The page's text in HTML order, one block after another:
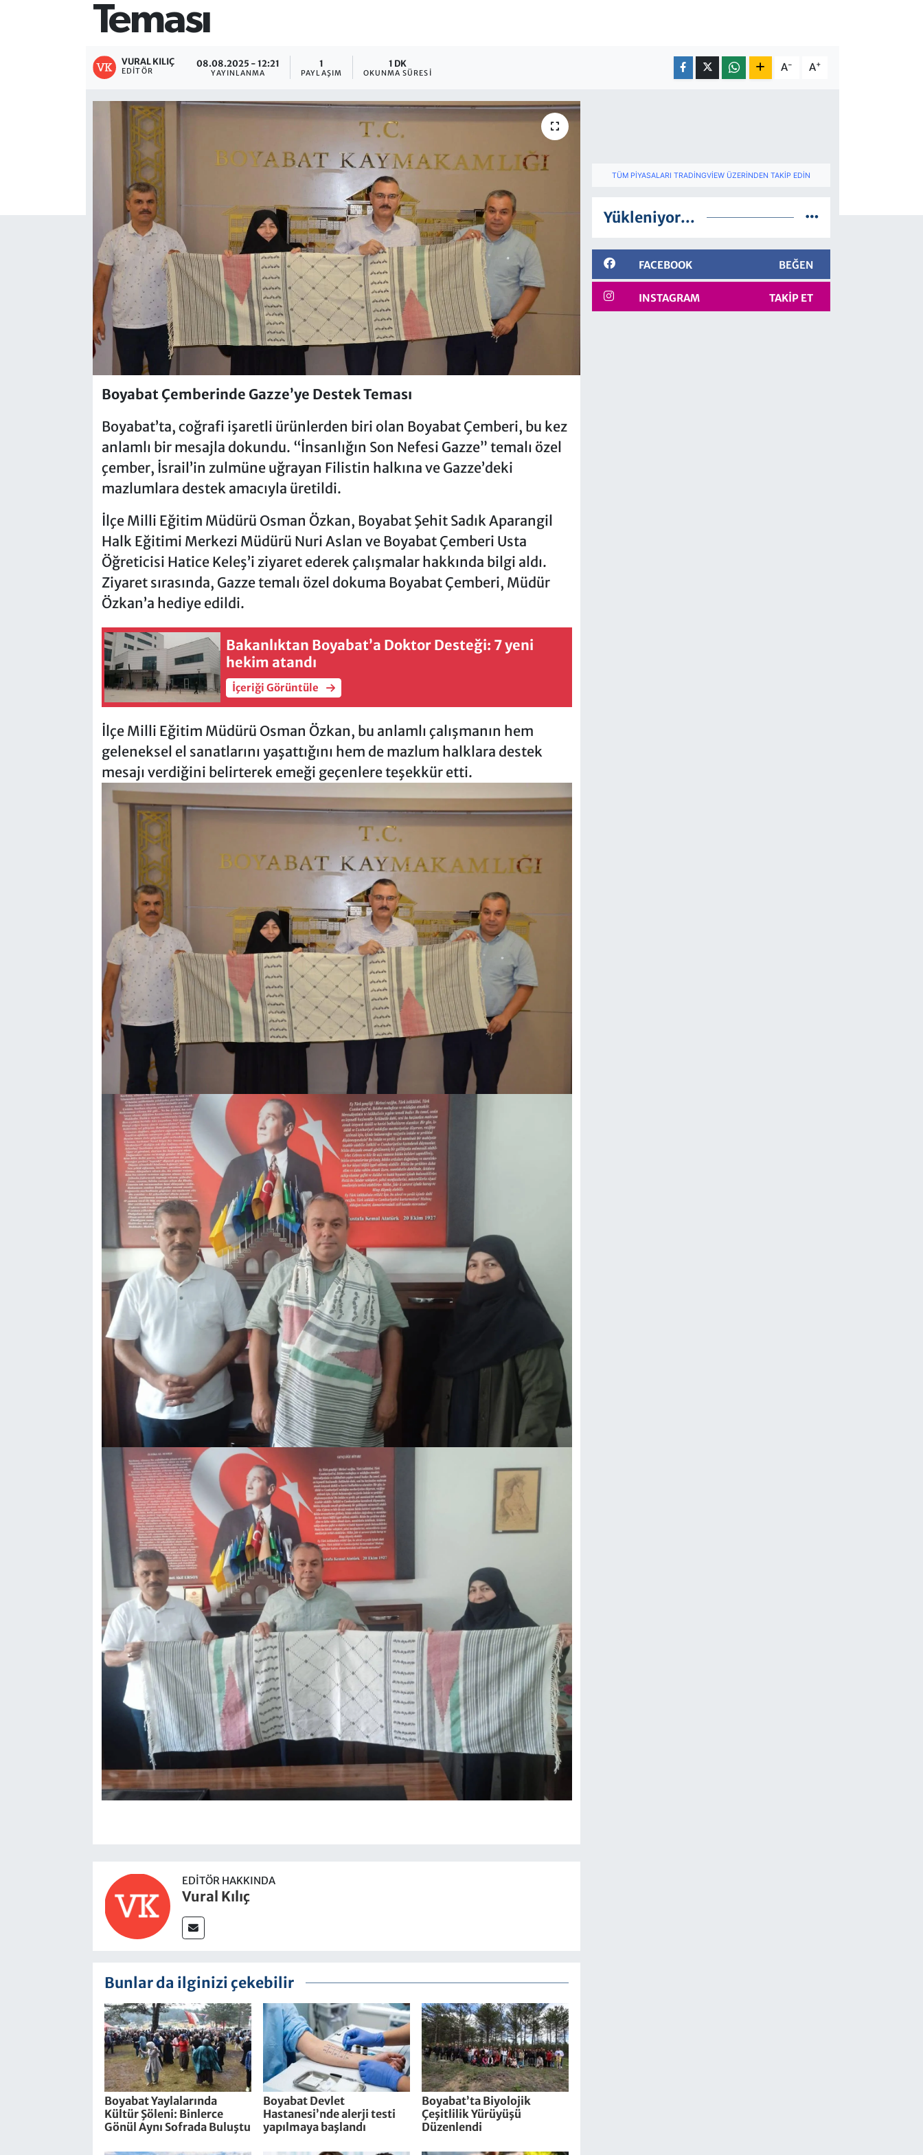
Teması
VURAL KILIÇ
EDITÖR
08.08.2025 - 12:21
YAYINLANMA
1
PAYLAŞIM
1 DK
OKUNMA SÜRESI A- A+
Boyabat Çemberinde Gazze’ye Destek Teması
Boyabat’ta, coğrafi işaretli ürünlerden biri olan Boyabat Çemberi, bu kez
anlamlı bir mesajla dokundu. “İnsanlığın Son Nefesi Gazze” temalı özel
çember, İsrail’in zulmüne uğrayan Filistin halkına ve Gazze’deki
mazlumlara destek amacıyla üretildi.
İlçe Milli Eğitim Müdürü Osman Özkan, Boyabat Şehit Sadık Aparangil
Halk Eğitimi Merkezi Müdürü Nuri Aslan ve Boyabat Çemberi Usta
Öğreticisi Hatice Keleş’i ziyaret ederek çalışmalar hakkında bilgi aldı.
Ziyaret sırasında, Gazze temalı özel dokuma Boyabat Çemberi, Müdür
Özkan’a hediye edildi.
Bakanlıktan Boyabat’a Doktor Desteği: 7 yeni
hekim atandı
İçeriği Görüntüle
İlçe Milli Eğitim Müdürü Osman Özkan, bu anlamlı çalışmanın hem
geleneksel el sanatlarını yaşattığını hem de mazlum halklara destek
mesajı verdiğini belirterek emeği geçenlere teşekkür etti.
EDITÖR HAKKINDA
Vural Kılıç
Bunlar da ilginizi çekebilir
Boyabat Yaylalarında
Kültür Şöleni: Binlerce
Gönül Aynı Sofrada Buluştu
Boyabat Devlet
Hastanesi’nde alerji testi
yapılmaya başlandı
Boyabat’ta Biyolojik
Çeşitlilik Yürüyüşü
Düzenlendi
TÜM PIYASALARI TRADINGVIEW ÜZERINDEN TAKIP EDIN
Yükleniyor...
FACEBOOK BEĞEN
INSTAGRAM TAKIP ET